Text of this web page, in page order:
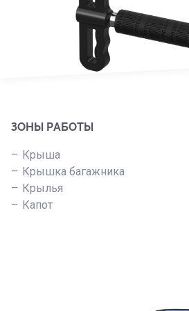
ЗОНЫ РАБОТЫ
Крыша
Крышка багажника
Крылья
Капот